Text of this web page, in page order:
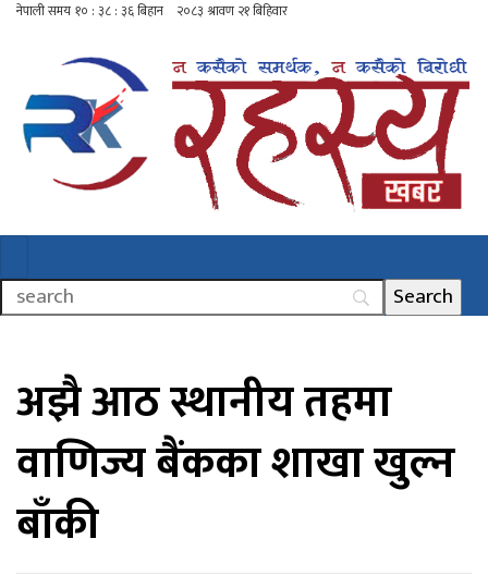
अझै आठ स्थानीय तहमा
वाणिज्य बैंकका शाखा खुल्न
बाँकी